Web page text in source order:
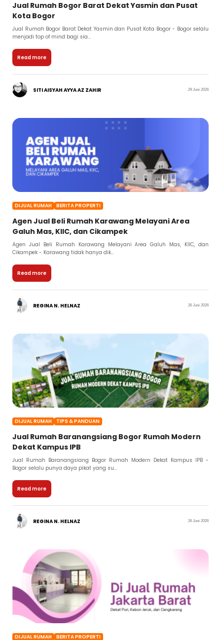
Jual Rumah Bogor Barat Dekat Yasmin dan Pusat
Kota Bogor
Jual Rumah Bogor Barat Dekat Yasmin dan Pusat Kota Bogor - Bogor selalu
menjadi top of mind bagi sia...
Read more
SITI AISYAH AYYA AZ ZAHIR 29 Juni 2026
DIJUAL RUMAH BERITA PROPERTI
Agen Jual Beli Rumah Karawang Melayani Area
Galuh Mas, KIIC, dan Cikampek
Agen Jual Beli Rumah Karawang Melayani Area Galuh Mas, KIIC, dan
Cikampek - Karawang tidak hanya dik...
Read more
REGINA N. HELNAZ 26 Juni 2026
DIJUAL RUMAH TIPS & PANDUAN
Jual Rumah Baranangsiang Bogor Rumah Modern
Dekat Kampus IPB
Jual Rumah Baranangsiang Bogor Rumah Modern Dekat Kampus IPB -
Bogor selalu punya daya pikat yang su...
Read more
REGINA N. HELNAZ 26 Juni 2026
DIJUAL RUMAH BERITA PROPERTI